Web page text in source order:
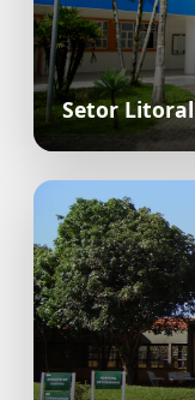
Setor Litoral